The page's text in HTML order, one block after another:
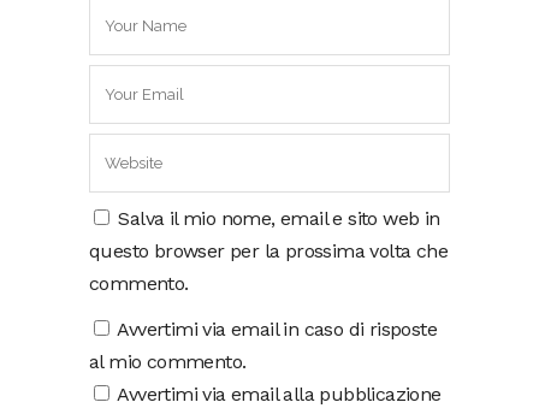
Salva il mio nome, email e sito web in
questo browser per la prossima volta che
commento.
Avvertimi via email in caso di risposte
al mio commento.
Avvertimi via email alla pubblicazione